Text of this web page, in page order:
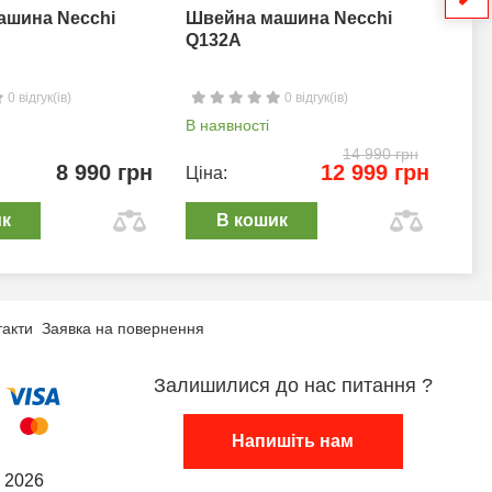
Necchi
0 відгук(ів)
8 990 грн
Швейна машина Necchi
Q132A
0 відгук(ів)
В наявності
14 990 грн
Ціна: 12 999 грн
В кошик
Заявка на повернення
Залишилися до нас питання ?
Напишіть нам
2026